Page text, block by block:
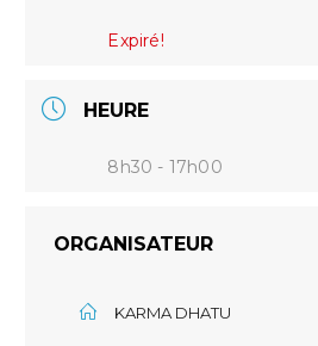
Expiré!
HEURE
8h30 - 17h00
ORGANISATEUR
KARMA DHATU